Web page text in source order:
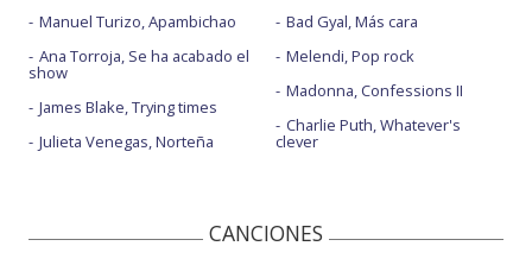
Manuel Turizo, Apambichao
Ana Torroja, Se ha acabado el
show
James Blake, Trying times
Julieta Venegas, Norteña
Bad Gyal, Más cara
Melendi, Pop rock
Madonna, Confessions II
Charlie Puth, Whatever's
clever
CANCIONES